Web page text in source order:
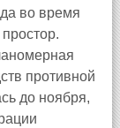
во время
противной
до ноября,